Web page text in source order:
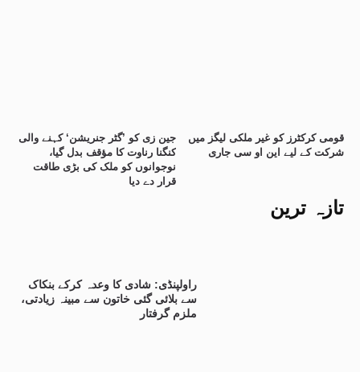
تازہ ترین
راولپنڈی: شادی کا وعدہ کرکے بنکاک
سے بلائی گئی خاتون سے مبینہ زیادتی،
ملزم گرفتار
جین زی کو ’گٹر جنریشن‘ کہنے والی
کنگنا رناوت کا مؤقف بدل گیا،
نوجوانوں کو ملک کی بڑی طاقت
قرار دے دیا
قومی کرکٹرز کو غیر ملکی لیگز میں
شرکت کے لیے این او سی جاری